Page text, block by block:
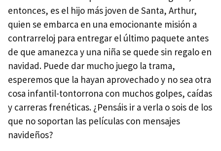
entonces, es el hijo más joven de Santa, Arthur,
quien se embarca en una emocionante misión a
contrarreloj para entregar el último paquete antes
de que amanezca y una niña se quede sin regalo en
navidad. Puede dar mucho juego la trama,
esperemos que la hayan aprovechado y no sea otra
cosa infantil-tontorrona con muchos golpes, caídas
y carreras frenéticas. ¿Pensáis ir a verla o sois de los
que no soportan las películas con mensajes
navideños?